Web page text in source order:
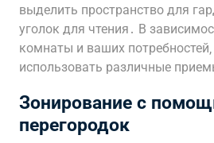
выделить пространство для
уголок для чтения․ В
комнаты и ваших
использовать различные
Зонирование с
перегородок